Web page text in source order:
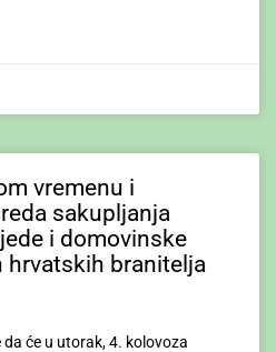
vremenu i
sakupljanja
i domovinske
hrvatskih branitelja
će u utorak, 4. kolovoza